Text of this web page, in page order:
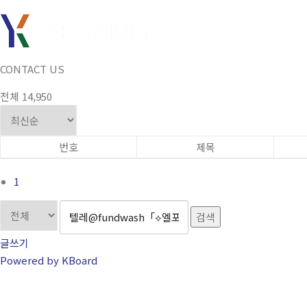
CONTACT US
전체 14,950
번호 제목
1
검색
글쓰기
Powered by KBoard